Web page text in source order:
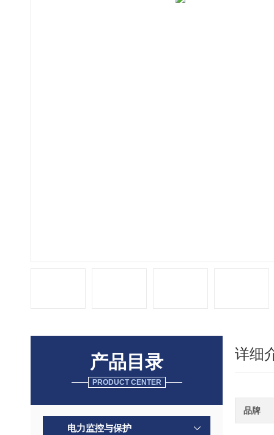
产品目录
PRODUCT CENTER
电力监控与保护
详细
品牌